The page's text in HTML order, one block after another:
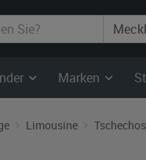
Marken
Limousine